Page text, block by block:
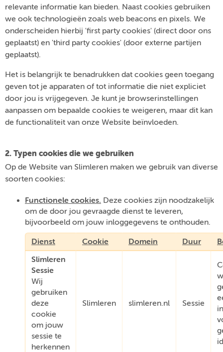
relevante informatie kan bieden. Naast cookies gebruiken
we ook technologieën zoals web beacons en pixels. We
onderscheiden hierbij 'first party cookies' (direct door ons
geplaatst) en 'third party cookies' (door externe partijen
geplaatst).
Het is belangrijk te benadrukken dat cookies geen toegang
geven tot je apparaten of tot informatie die niet expliciet
door jou is vrijgegeven. Je kunt je browserinstellingen
aanpassen om bepaalde cookies te weigeren, maar dit kan
de functionaliteit van onze Website beïnvloeden.
2. Typen cookies die we gebruiken
Op de Website van Slimleren maken we gebruik van diverse
soorten cookies:
Functionele cookies. Deze cookies zijn noodzakelijk
om de door jou gevraagde dienst te leveren,
bijvoorbeeld om jouw inloggegevens te onthouden.
Dienst Cookie Domein Duur
Slimleren
Sessie
Wij
gebruiken
deze
cookie
om jouw
sessie te
herkennen
Slimleren slimleren.nl Sessie